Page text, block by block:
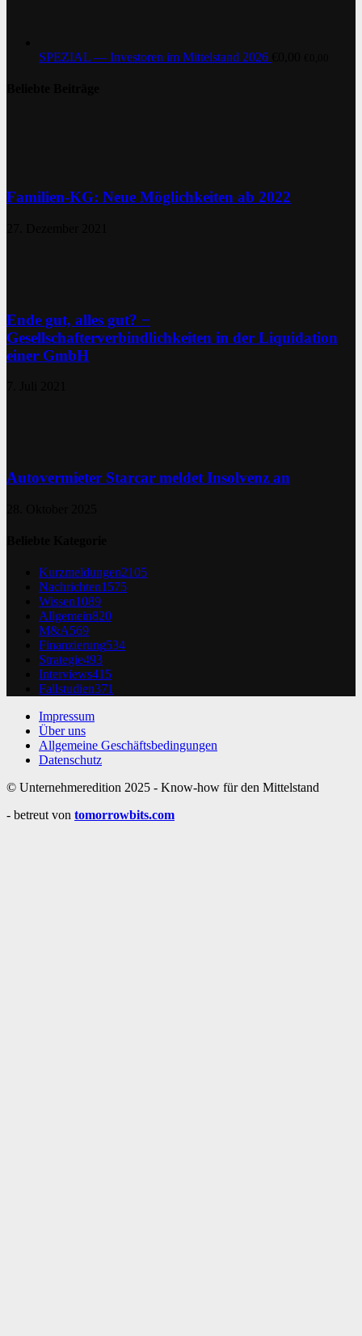
SPEZIAL — Investoren im Mittelstand 2026
Familien-KG: Neue Möglichkeiten ab 2022
Ende gut, alles gut? −
Gesellschafterverbindlichkeiten in der Liquidation
einer GmbH
Autovermieter Starcar meldet Insolvenz an
Kurzmeldungen2105
Nachrichten1575
Wissen1089
Allgemein820
M&A569
Finanzierung534
Strategie493
Interviews415
Fallstudien371
Impressum
Über uns
Allgemeine Geschäftsbedingungen
Datenschutz
© Unternehmeredition 2025 - Know-how für den Mittelstand
- betreut von tomorrowbits.com